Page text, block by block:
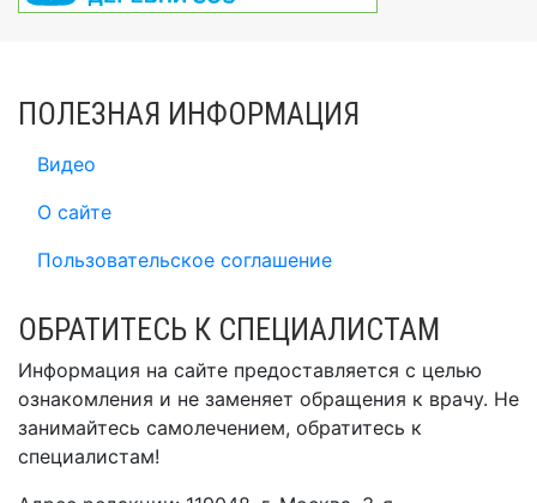
ПОЛЕЗНАЯ ИНФОРМАЦИЯ
Видео
О сайте
Пользовательское соглашение
ОБРАТИТЕСЬ К СПЕЦИАЛИСТАМ
Информация на сайте предоставляется с целью
ознакомления и не заменяет обращения к врачу. Не
занимайтесь самолечением, обратитесь к
специалистам!